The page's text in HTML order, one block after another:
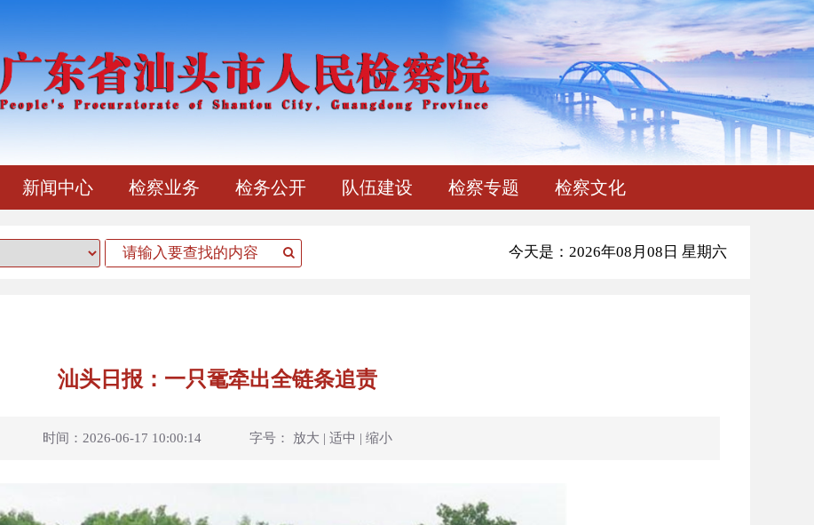
新闻中心 检察业务 检务公开 队伍建设 检察专题 检察文化
今天是：2026年08月08日 星期六
汕头日报：一只鼋牵出全链条追责
时间：2026-06-17 10:00:14 字号： 放大 | 适中 | 缩小